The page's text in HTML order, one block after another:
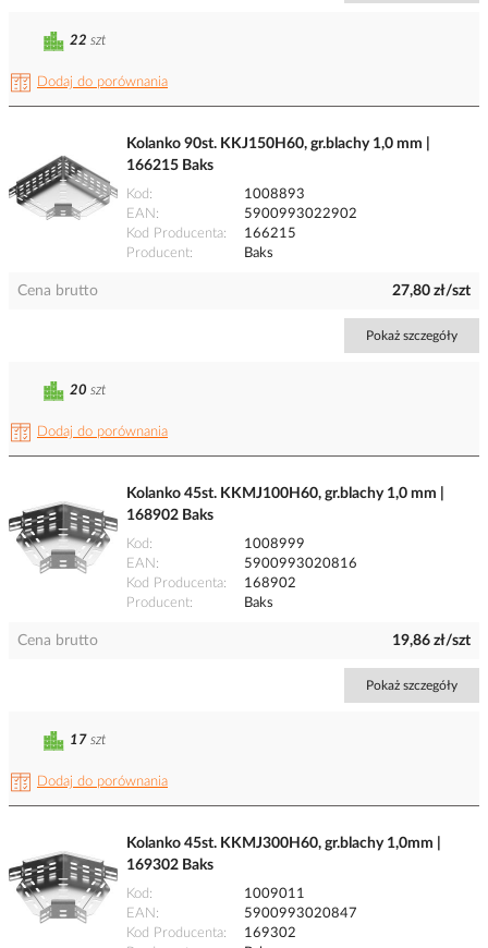
Dodaj do porównania
22 szt
Kolanko 90st. KKJ150H60, gr.blachy 1,0 mm |
166215 Baks
Kod
1008893
EAN
5900993022902
Kod Producenta
166215
Producent
Baks
Cena brutto 27,80 zł/szt
Pokaż szczegóły
Dodaj do porównania
20 szt
Kolanko 45st. KKMJ100H60, gr.blachy 1,0 mm |
168902 Baks
Kod
1008999
EAN
5900993020816
Kod Producenta
168902
Producent
Baks
Cena brutto 19,86 zł/szt
Pokaż szczegóły
Dodaj do porównania
17 szt
Kolanko 45st. KKMJ300H60, gr.blachy 1,0mm |
169302 Baks
Kod
1009011
EAN
5900993020847
Kod Producenta
169302